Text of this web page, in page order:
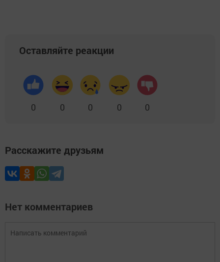
Оставляйте реакции
0 0 0 0 0
Расскажите друзьям
Нет комментариев